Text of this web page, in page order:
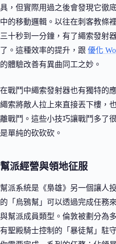
具，但實際用過之後會發現它徹
中的移動邏輯。以往在刺客教條
三十秒到一分鐘，有了繩索發射
了。這種效率的提升，跟 優化
的體驗改善有異曲同工之妙。
在戰鬥中繩索發射器也有獨特的
繩索將敵人拉上來直接丟下樓，
離戰鬥。這些小技巧讓戰鬥多了
是單純的砍砍砍。
幫派經營與領地征服
幫派系統是《梟雄》另一個讓人
的「烏鴉幫」可以透過完成任務
與幫派成員類型。倫敦被劃分為
有聖殿騎士控制的「暴徒幫」駐